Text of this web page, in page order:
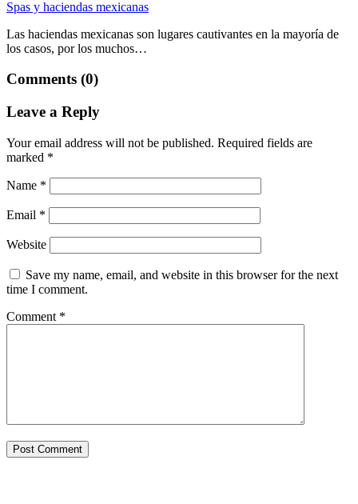
Spas y haciendas mexicanas
Las haciendas mexicanas son lugares cautivantes en la mayoría de
los casos, por los muchos…
Comments (0)
Leave a Reply
Your email address will not be published. Required fields are
marked *
Name *
Email *
Website
Save my name, email, and website in this browser for the next
time I comment.
Comment *